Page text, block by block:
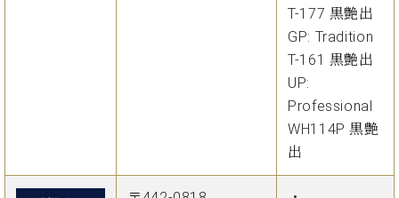
T-177 黒艶出
GP: Tradition
T-161 黒艶出
UP:
Professional
WH114P 黒艶
出